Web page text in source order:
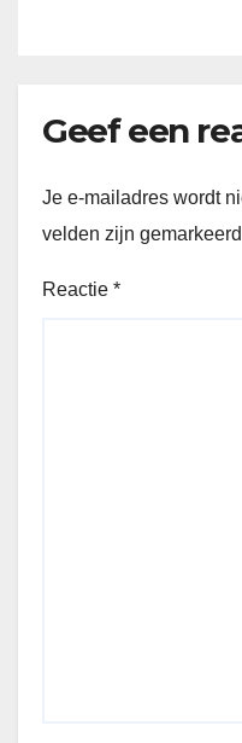
Geef een
Je e-mailadres wordt
velden zijn
Reactie *